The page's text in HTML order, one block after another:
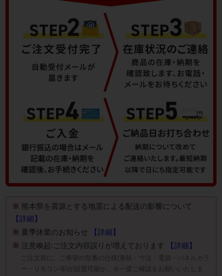
※ 熊本県を震源とする地震による配送の影響について
【詳細】
※ 夏季休業のお知らせ
【詳細】
※ 注意喚起:ご注文内容誤りが増えております 【詳細】
ご注文前に、ご希望の型番の仕様(形状・寸法・電源・パネルカラ
ー・リモコン等)が設置可能か、今一度ご確認をお願いいたしま